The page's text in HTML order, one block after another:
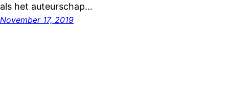
als het auteurschap…
November 17, 2019